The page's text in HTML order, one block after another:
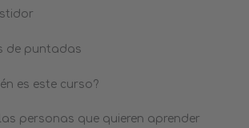
de puntadas
es este curso?
personas que quieren aprender